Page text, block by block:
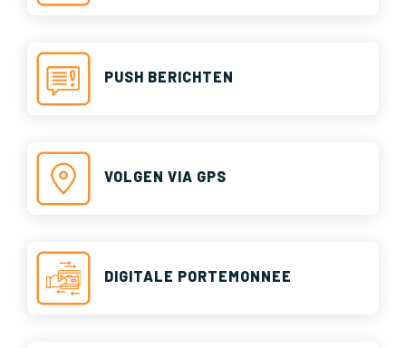
PUSH BERICHTEN
VOLGEN VIA GPS
DIGITALE PORTEMONNEE